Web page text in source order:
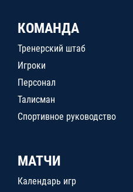
КОМАНДА
Тренерский штаб
Игроки
Персонал
Талисман
Спортивное руководство
МАТЧИ
Календарь игр